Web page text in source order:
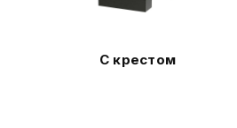
С крестом